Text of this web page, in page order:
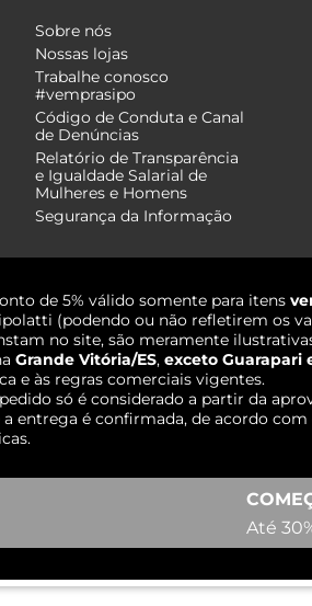
Sobre nós
Nossas lojas
Trabalhe conosco
#vemprasipo
Código de Conduta e Canal
de Denúncias
Relatório de Transparência
e Igualdade Salarial de
Mulheres e Homens
Segurança da Informação
de 5% válido somente para itens
(podendo ou não refletirem os
no site, são meramente
Grande Vitória/ES, exceto Guarapari
e às regras comerciais vigentes.
só é considerado a partir da
entrega é confirmada, de acordo
Até